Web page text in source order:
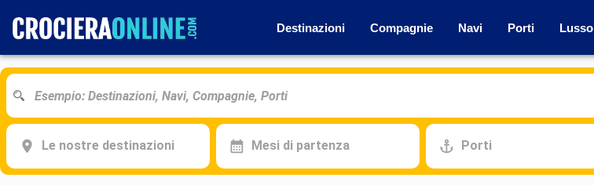
Destinazioni Compagnie Navi Porti Lusso
Le nostre destinazioni Mesi di partenza Porti